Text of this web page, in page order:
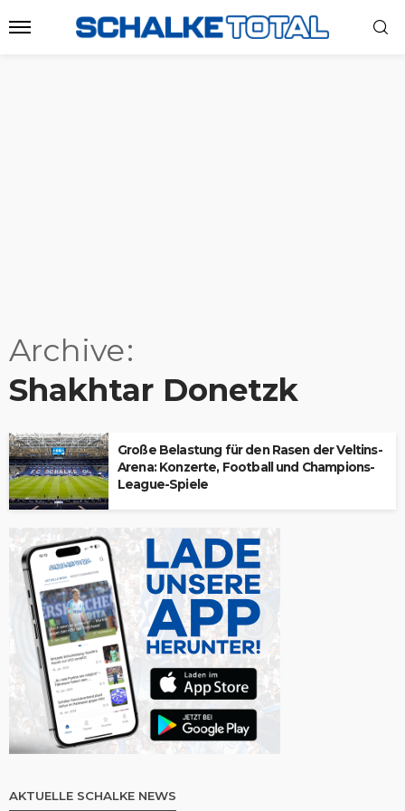
Archive
Shakhtar Donetzk
Große Belastung für den Rasen der Veltins-
Arena: Konzerte, Football und Champions-
League-Spiele
AKTUELLE SCHALKE NEWS